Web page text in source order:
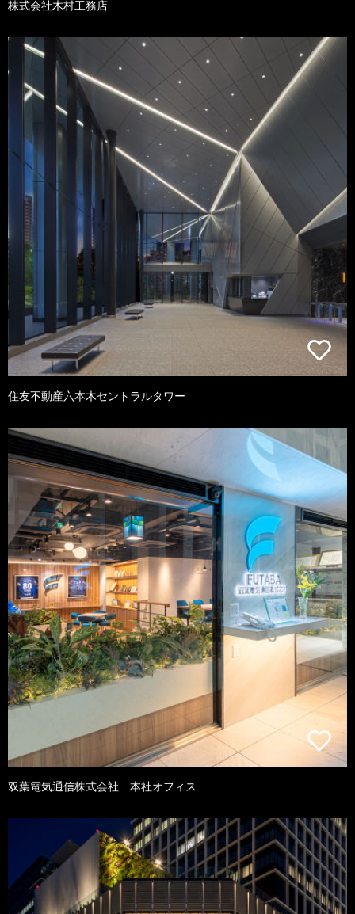
株式会社木村工務店
住友不動産六本木セントラルタワー
双葉電気通信株式会社 本社オフィス